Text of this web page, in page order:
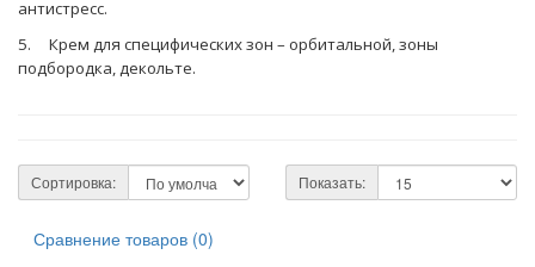
антистресс.
5. Крем для специфических зон – орбитальной, зоны
подбородка, декольте.
Сортировка: Показать:
Сравнение товаров (0)